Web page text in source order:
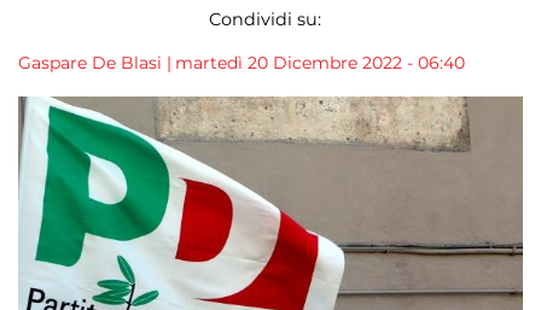
Condividi su:
Gaspare De Blasi | martedì 20 Dicembre 2022 - 06:40